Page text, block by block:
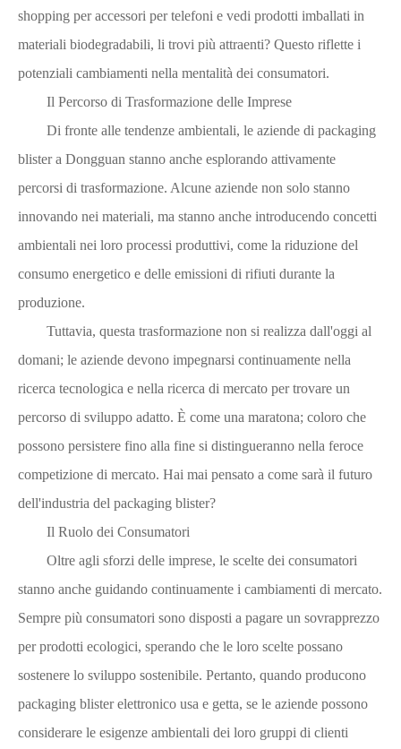
shopping per accessori per telefoni e vedi prodotti imballati in
materiali biodegradabili, li trovi più attraenti? Questo riflette i
potenziali cambiamenti nella mentalità dei consumatori.
Il Percorso di Trasformazione delle Imprese
Di fronte alle tendenze ambientali, le aziende di packaging
blister a Dongguan stanno anche esplorando attivamente
percorsi di trasformazione. Alcune aziende non solo stanno
innovando nei materiali, ma stanno anche introducendo concetti
ambientali nei loro processi produttivi, come la riduzione del
consumo energetico e delle emissioni di rifiuti durante la
produzione.
Tuttavia, questa trasformazione non si realizza dall'oggi al
domani; le aziende devono impegnarsi continuamente nella
ricerca tecnologica e nella ricerca di mercato per trovare un
percorso di sviluppo adatto. È come una maratona; coloro che
possono persistere fino alla fine si distingueranno nella feroce
competizione di mercato. Hai mai pensato a come sarà il futuro
dell'industria del packaging blister?
Il Ruolo dei Consumatori
Oltre agli sforzi delle imprese, le scelte dei consumatori
stanno anche guidando continuamente i cambiamenti di mercato.
Sempre più consumatori sono disposti a pagare un sovrapprezzo
per prodotti ecologici, sperando che le loro scelte possano
sostenere lo sviluppo sostenibile. Pertanto, quando producono
packaging blister elettronico usa e getta, se le aziende possono
considerare le esigenze ambientali dei loro gruppi di clienti